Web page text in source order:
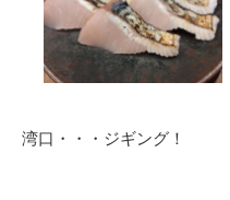
湾口・・・ジギング！